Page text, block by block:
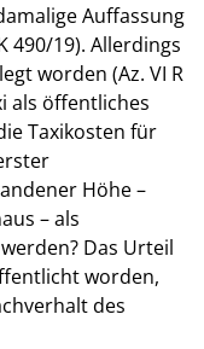
Auffassung
490/19). Allerdings
worden (Az. VI R
als öffentliches
Taxikosten für
Höhe –
– als
Das Urteil
worden,
des